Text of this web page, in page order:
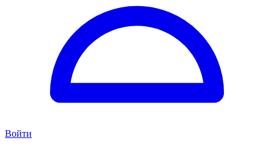
Войти